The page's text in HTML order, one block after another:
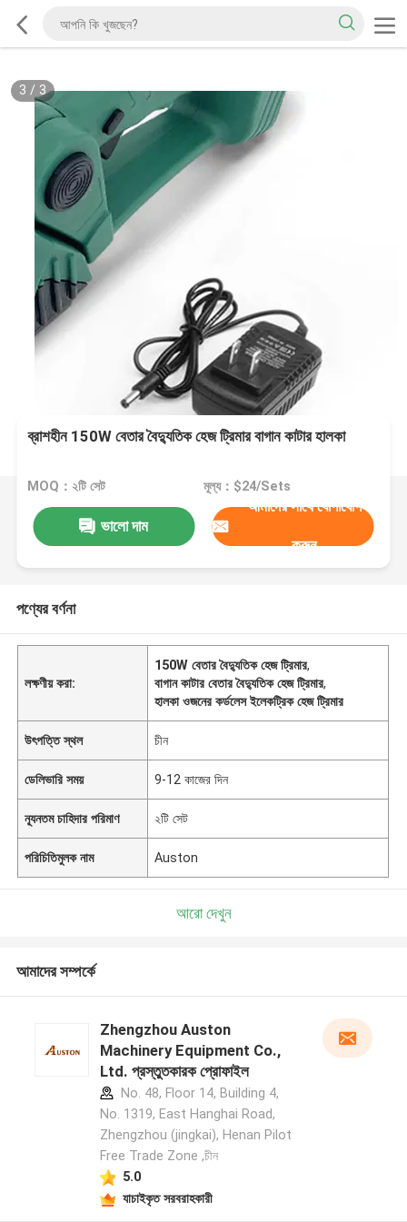
3 / 3
ব্রাশহীন 150W বেতার বৈদ্যুতিক হেজ ট্রিমার বাগান কাটার হালকা
MOQ：২টি সেট মূল্য：$24/Sets
ভালো দাম
আমাদের সাথে যোগাযোগ
করুন
পণ্যের বর্ণনা
লক্ষণীয় করা:
150W বেতার বৈদ্যুতিক হেজ ট্রিমার,
বাগান কাটার বেতার বৈদ্যুতিক হেজ ট্রিমার,
হালকা ওজনের কর্ডলেস ইলেকট্রিক হেজ ট্রিমার
উৎপত্তি স্থল চীন
ডেলিভারি সময় 9-12 কাজের দিন
ন্যূনতম চাহিদার পরিমাণ ২টি সেট
পরিচিতিমুলক নাম Auston
আরো দেখুন
আমাদের সম্পর্কে
Zhengzhou Auston
Machinery Equipment Co.,
Ltd. প্রস্তুতকারক প্রোফাইল
No. 48, Floor 14, Building 4,
No. 1319, East Hanghai Road,
Zhengzhou (jingkai), Henan Pilot
Free Trade Zone ,চীন
5.0
যাচাইকৃত সরবরাহকারী